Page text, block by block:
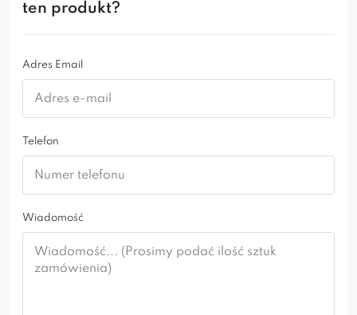
ten produkt?
Adres Email
Telefon
Wiadomość